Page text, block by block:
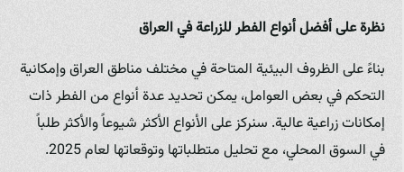
نظرة على أفضل أنواع الفطر للزراعة في العراق
بناءً على الظروف البيئية المتاحة في مختلف مناطق العراق وإمكانية
التحكم في بعض العوامل، يمكن تحديد عدة أنواع من الفطر ذات
إمكانات زراعية عالية. سنركز على الأنواع الأكثر شيوعاً والأكثر طلباً
في السوق المحلي، مع تحليل متطلباتها وتوقعاتها لعام 2025.